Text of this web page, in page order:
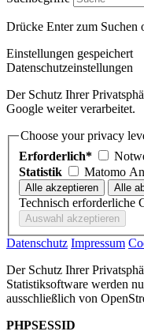
Drücke Enter zum Suchen
Einstellungen gespeichert
Datenschutzeinstellungen
Der Schutz Ihrer
Google weiter verarbeitet.
Choose your privacy
Erforderlich*
Statistik
Matomo
Technisch erforderliche
Datenschutz Impressum
Der Schutz Ihrer
Statistiksoftware werden
ausschließlich von
PHPSESSID